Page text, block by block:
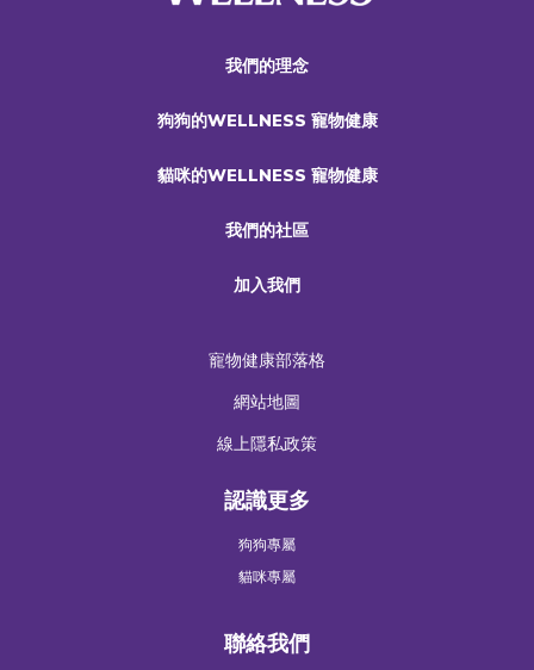
我們的理念
狗狗的WELLNESS 寵物健康
貓咪的WELLNESS 寵物健康
我們的社區
加入我們
寵物健康部落格
網站地圖
線上隱私政策
認識更多
狗狗專屬
貓咪專屬
聯絡我們